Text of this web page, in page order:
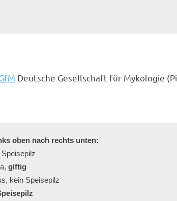
Deutsche Gesellschaft für Mykologie
oben nach rechts unten:
giftig
kein Speisepilz